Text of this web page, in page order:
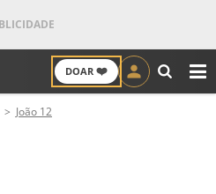
DOAR ❤️
João 12